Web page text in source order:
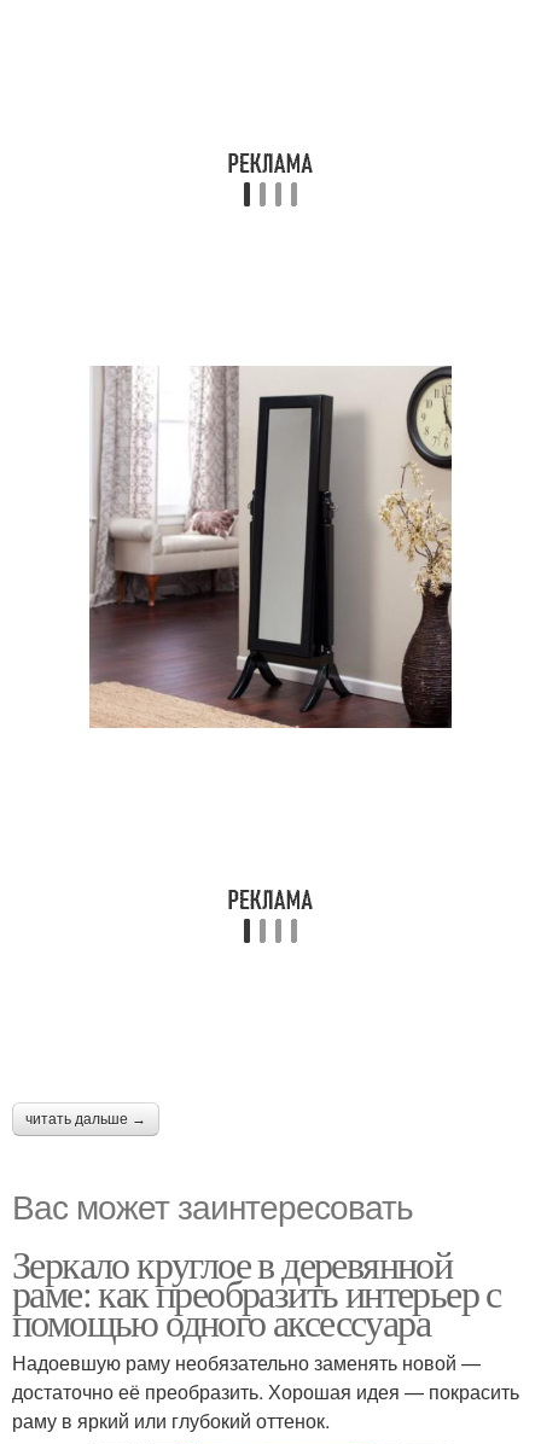
читать дальше →
Вас может заинтересовать
Зеркало круглое в деревянной
раме: как преобразить интерьер с
помощью одного аксессуара
Надоевшую раму необязательно заменять новой —
достаточно её преобразить. Хорошая идея — покрасить
раму в яркий или глубокий оттенок.